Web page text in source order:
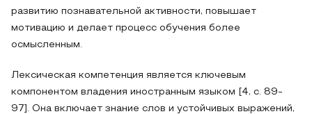
развитию познавательной активности, повышает
мотивацию и делает процесс обучения более
осмысленным.
Лексическая компетенция является ключевым
компонентом владения иностранным языком [4, с. 89-
97]. Она включает знание слов и устойчивых выражений,